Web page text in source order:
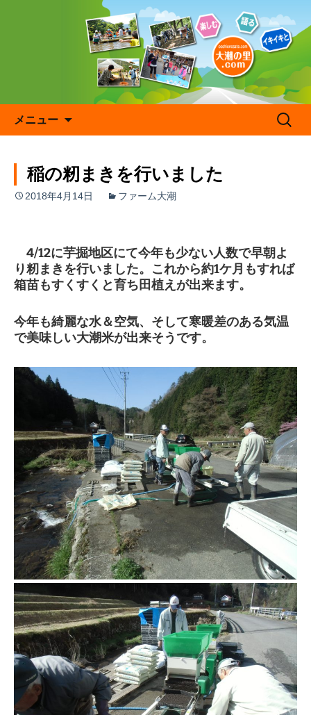
プ
メニュー
検
索:
稲の籾まきを行いました
2018年4月14日 ファーム大潮
4/12に芋掘地区にて今年も少ない人数で早朝よ
り籾まきを行いました。これから約1ケ月もすれば
箱苗もすくすくと育ち田植えが出来ます。
今年も綺麗な水＆空気、そして寒暖差のある気温
で美味しい大潮米が出来そうです。